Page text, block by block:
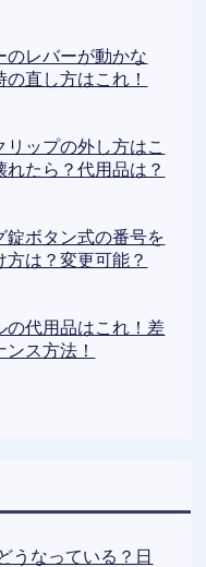
のレバーが動かな
直し方はこれ！
リップの外し方はこ
れたら？代用品は？
錠ボタン式の番号を
方は？変更可能？
の代用品はこれ！差
ス方法！
うなっている？日